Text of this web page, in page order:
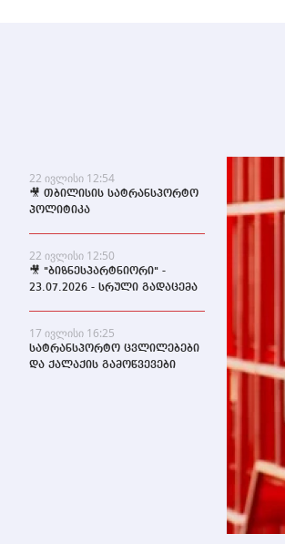
22 ივლისი 12:54
🎥 თბილისის სატრანსპორტო
პოლიტიკა
22 ივლისი 12:50
🎥 "ბიზნესპარტნიორი" -
23.07.2026 - სრული გადაცემა
17 ივლისი 16:25
სატრანსპორტო ცვლილებები
და ქალაქის გამოწვევები